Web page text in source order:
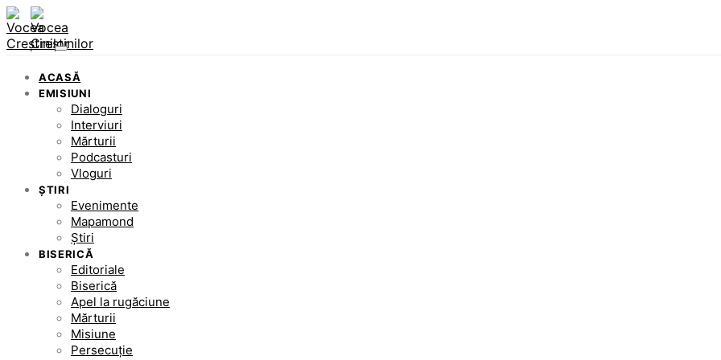
ACASĂ
EMISIUNI
Dialoguri
Interviuri
Mărturii
Podcasturi
Vloguri
ȘTIRI
Evenimente
Mapamond
Știri
BISERICĂ
Editoriale
Biserică
Apel la rugăciune
Mărturii
Misiune
Persecuție